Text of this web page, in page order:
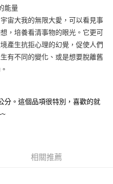
免運費
能量
宙大我的無限大愛，可以看見事
，培養看清事物的眼光。它更可
產生抗拒心理的幻覺，促使人們
有不同的變化、或是想要脫離舊
分。這個品項很特別，喜歡的就
相關推薦